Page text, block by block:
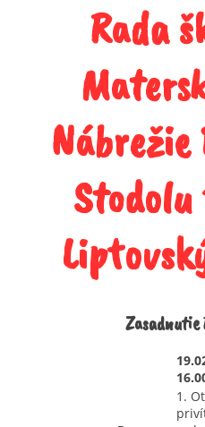
Rada
Zasadnutie
1.